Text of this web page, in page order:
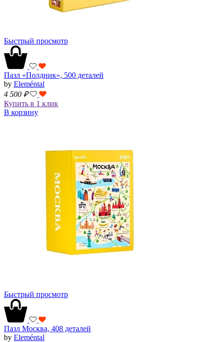
Быстрый просмотр
Пазл «Полдник», 500 деталей
by Eleméntal
4 500 ₽
Купить в 1 клик
В корзину
Быстрый просмотр
Пазл Москва, 408 деталей
by Eleméntal